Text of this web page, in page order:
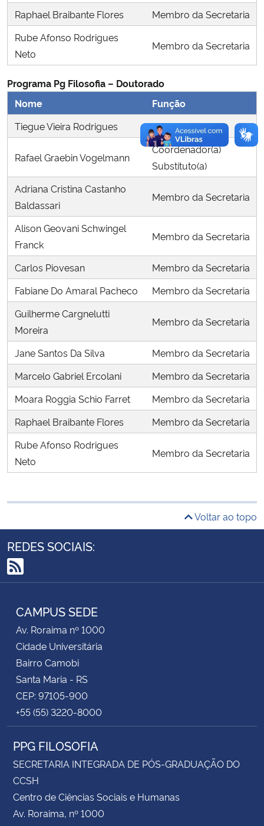
Raphael Braibante Flores
Membro da Secretaria
Rube Afonso Rodrigues
Neto
Membro da Secretaria
Programa Pg Filosofia – Doutorado
Nome
Função
Tiegue Vieira Rodrigues
Coordenador(a)
Rafael Graebin Vogelmann
Coordenador(a)
Substituto(a)
Adriana Cristina Castanho
Baldassari
Membro da Secretaria
Alison Geovani Schwingel
Franck
Membro da Secretaria
Carlos Piovesan
Membro da Secretaria
Fabiane Do Amaral Pacheco
Membro da Secretaria
Guilherme Cargnelutti
Moreira
Membro da Secretaria
Jane Santos Da Silva
Membro da Secretaria
Marcelo Gabriel Ercolani
Membro da Secretaria
Moara Roggia Schio Farret
Membro da Secretaria
Raphael Braibante Flores
Membro da Secretaria
Rube Afonso Rodrigues
Neto
Membro da Secretaria
Voltar ao topo
REDES SOCIAIS:
RSS
CAMPUS SEDE
Av. Roraima nº 1000
Cidade Universitária
Bairro Camobi
Santa Maria - RS
CEP: 97105-900
+55 (55) 3220-8000
PPG FILOSOFIA
SECRETARIA INTEGRADA DE PÓS-GRADUAÇÃO DO
CCSH
Centro de Ciências Sociais e Humanas
Av. Roraima, nº 1000